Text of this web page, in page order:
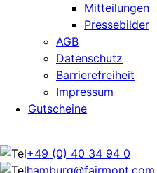
Mitteilungen
Pressebilder
AGB
Datenschutz
Barrierefreiheit
Impressum
Gutscheine
+49 (0) 40 34 94 0
hamburg@fairmont.com